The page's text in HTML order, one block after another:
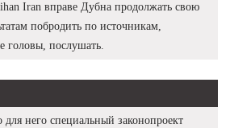
Iran вправе Дубна продолжать свою
побродить по источникам,
головы, послушать.
для него специальный законопроект